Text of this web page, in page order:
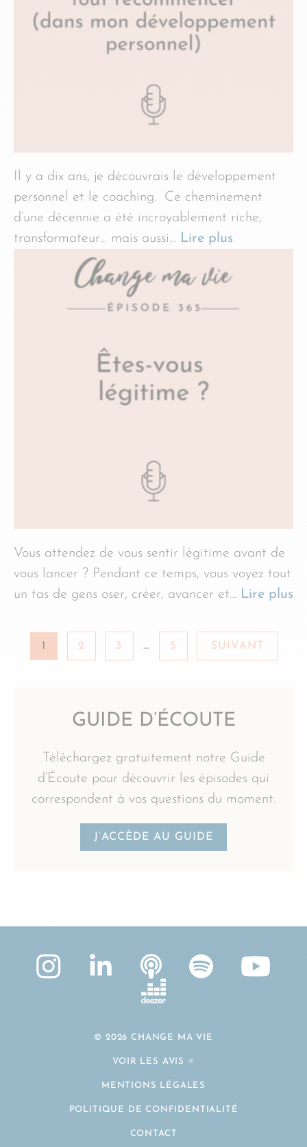
Il y a dix ans, je découvrais le développement
personnel et le coaching. Ce cheminement
d’une décennie a été incroyablement riche,
transformateur… mais aussi… Lire plus
Vous attendez de vous sentir légitime avant de
vous lancer ? Pendant ce temps, vous voyez tout
un tas de gens oser, créer, avancer et… Lire plus
1 2 3 … 5 SUIVANT
GUIDE D’ÉCOUTE
Téléchargez gratuitement notre Guide
d’Écoute pour découvrir les épisodes qui
correspondent à vos questions du moment.
J’ACCÈDE AU GUIDE
© 2026 CHANGE MA VIE
VOIR LES AVIS ⭐️
MENTIONS LÉGALES
POLITIQUE DE CONFIDENTIALITÉ
CONTACT